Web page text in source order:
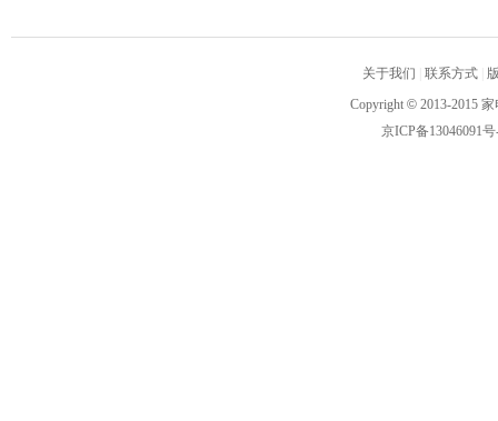
关于我们 联系方式
Copyright © 2013-2015
京ICP备13046091号